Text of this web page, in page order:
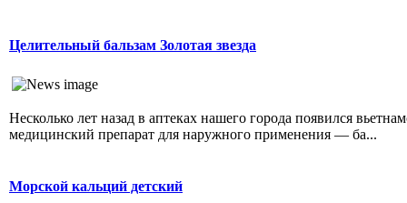
Целительный бальзам Золотая звезда
Несколько лет назад в аптеках нашего города появился
медицинский препарат для наружного применения — ба...
Морской кальций детский